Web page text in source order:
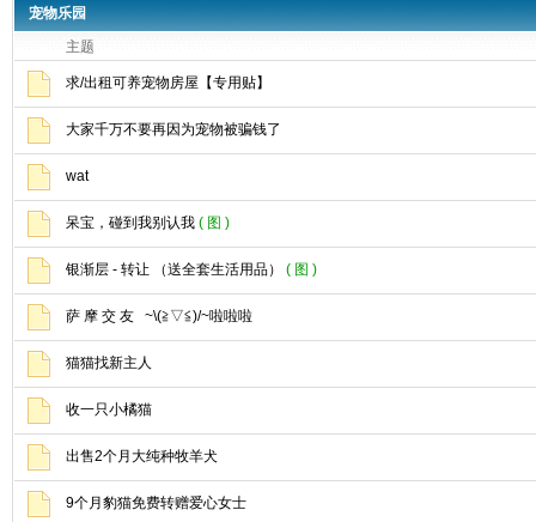
宠物乐园
主题
求/出租可养宠物房屋【专用贴】
大家千万不要再因为宠物被骗钱了
wat
呆宝，碰到我别认我 ( 图 )
银渐层 - 转让 （送全套生活用品） ( 图 )
萨 摩 交 友 ~\(≧▽≦)/~啦啦啦
猫猫找新主人
收一只小橘猫
出售2个月大纯种牧羊犬
9个月豹猫免费转赠爱心女士